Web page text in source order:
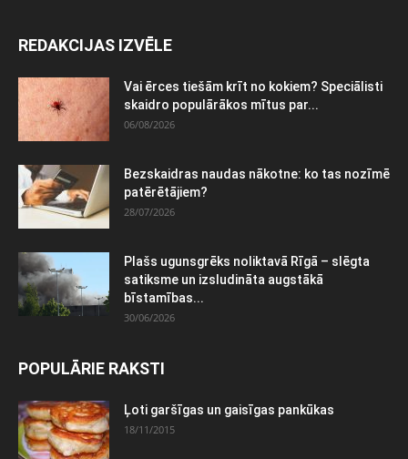
REDAKCIJAS IZVĒLE
Vai ērces tiešām krīt no kokiem? Speciālisti
skaidro populārākos mītus par...
06/08/2026
Bezskaidras naudas nākotne: ko tas nozīmē
patērētājiem?
28/07/2026
Plašs ugunsgrēks noliktavā Rīgā – slēgta
satiksme un izsludināta augstākā
bīstamības...
30/06/2026
POPULĀRIE RAKSTI
Ļoti garšīgas un gaisīgas pankūkas
18/11/2015